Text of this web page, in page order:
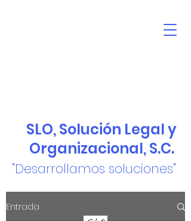
SLO, Solución Legal y
Organizacional, S.C.
"Desarrollamos soluciones"
Entrada